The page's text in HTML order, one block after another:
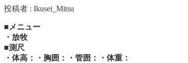
投稿者 : Ikusei_Mitsu
■メニュー
・放牧
■測尺
・体高：・胸囲：・管囲：・体重：